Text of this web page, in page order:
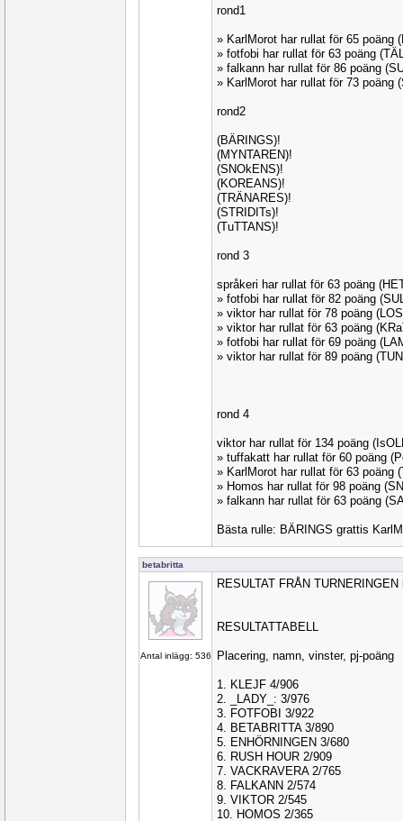
rond1
» KarlMorot har rullat för 65 poäng
» fotfobi har rullat för 63 poäng
» falkann har rullat för 86 poäng
» KarlMorot har rullat för 73 poäng
rond2
(BÄRINGS)!
(MYNTAREN)!
(SNOkENS)!
(KOREANS)!
(TRÄNARES)!
(STRIDITs)!
(TuTTANS)!
rond 3
språkeri har rullat för 63 poäng
» fotfobi har rullat för 82 poäng
» viktor har rullat för 78 poäng
» viktor har rullat för 63 poäng
» fotfobi har rullat för 69 poäng
» viktor har rullat för 89 poäng
rond 4
viktor har rullat för 134 poäng
» tuffakatt har rullat för 60 poäng
» KarlMorot har rullat för 63 poäng
» Homos har rullat för 98 poäng
» falkann har rullat för 63 poäng
Bästa rulle: BÄRINGS grattis
betabritta
Antal inlägg: 536
RESULTAT FRÅN
RESULTATTABELL
Placering, namn, vinster, pj-poäng
1. KLEJF 4/906
2. _LADY_: 3/976
3. FOTFOBI 3/922
4. BETABRITTA 3/890
5. ENHÖRNINGEN 3/680
6. RUSH HOUR 2/909
7. VACKRAVERA 2/765
8. FALKANN 2/574
9. VIKTOR 2/545
10. HOMOS 2/365